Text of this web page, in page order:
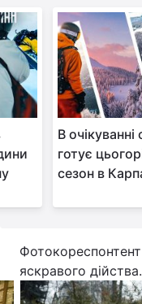
Тема оформлення
В
готує
сезон в
яскравого дійства.